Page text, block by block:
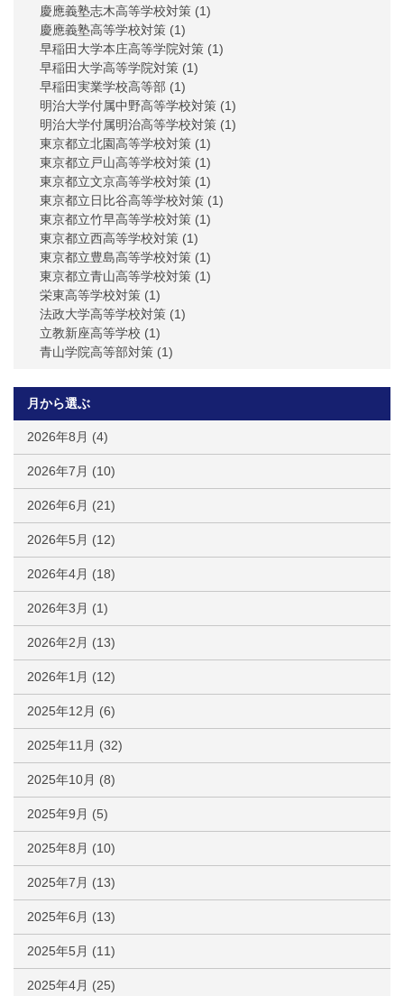
慶應義塾志木高等学校対策 (1)
慶應義塾高等学校対策 (1)
早稲田大学本庄高等学院対策 (1)
早稲田大学高等学院対策 (1)
早稲田実業学校高等部 (1)
明治大学付属中野高等学校対策 (1)
明治大学付属明治高等学校対策 (1)
東京都立北園高等学校対策 (1)
東京都立戸山高等学校対策 (1)
東京都立文京高等学校対策 (1)
東京都立日比谷高等学校対策 (1)
東京都立竹早高等学校対策 (1)
東京都立西高等学校対策 (1)
東京都立豊島高等学校対策 (1)
東京都立青山高等学校対策 (1)
栄東高等学校対策 (1)
法政大学高等学校対策 (1)
立教新座高等学校 (1)
青山学院高等部対策 (1)
月から選ぶ
2026年8月 (4)
2026年7月 (10)
2026年6月 (21)
2026年5月 (12)
2026年4月 (18)
2026年3月 (1)
2026年2月 (13)
2026年1月 (12)
2025年12月 (6)
2025年11月 (32)
2025年10月 (8)
2025年9月 (5)
2025年8月 (10)
2025年7月 (13)
2025年6月 (13)
2025年5月 (11)
2025年4月 (25)